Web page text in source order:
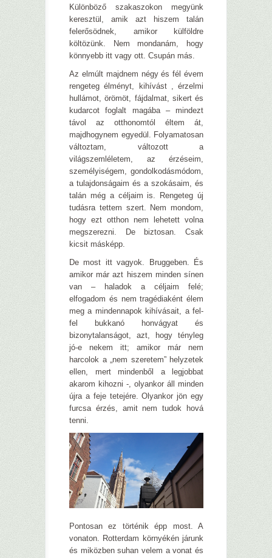
Különböző szakaszokon megyünk
keresztül, amik azt hiszem talán
felerősödnek, amikor külföldre
költözünk. Nem mondanám, hogy
könnyebb itt vagy ott. Csupán más.
Az elmúlt majdnem négy és fél évem
rengeteg élményt, kihívást , érzelmi
hullámot, örömöt, fájdalmat, sikert és
kudarcot foglalt magába – mindezt
távol az otthonomtól éltem át,
majdhogynem egyedül. Folyamatosan
változtam, változott a
világszemléletem, az érzéseim,
személyiségem, gondolkodásmódom,
a tulajdonságaim és a szokásaim, és
talán még a céljaim is. Rengeteg új
tudásra tettem szert. Nem mondom,
hogy ezt otthon nem lehetett volna
megszerezni. De biztosan. Csak
kicsit másképp.
De most itt vagyok. Bruggeben. És
amikor már azt hiszem minden sínen
van – haladok a céljaim felé;
elfogadom és nem tragédiaként élem
meg a mindennapok kihívásait, a fel-
fel bukkanó honvágyat és
bizonytalanságot, azt, hogy tényleg
jó-e nekem itt; amikor már nem
harcolok a „nem szeretem” helyzetek
ellen, mert mindenből a legjobbat
akarom kihozni -, olyankor áll minden
újra a feje tetejére. Olyankor jön egy
furcsa érzés, amit nem tudok hová
tenni.
Pontosan ez történik épp most. A
vonaton. Rotterdam környékén járunk
és miközben suhan velem a vonat és